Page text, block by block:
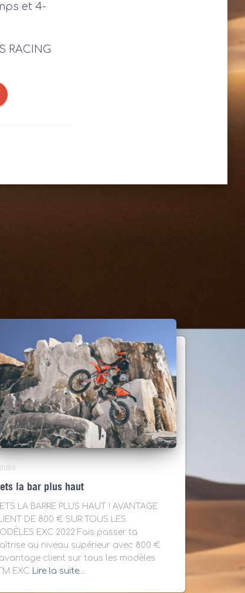
et 4-
la bar plus haut
LA BARRE PLUS HAUT ! AVANTAGE
DE 800 € SUR TOUS LES
EXC 2022 Fais passer ta
au niveau supérieur avec 800 €
client sur tous les modèles
EXC Lire la suite…